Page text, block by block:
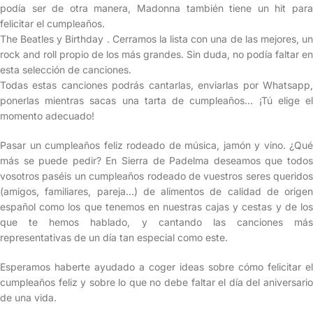
podía ser de otra manera, Madonna también tiene un hit para
felicitar el cumpleaños.
The Beatles y Birthday . Cerramos la lista con una de las mejores, un
rock and roll propio de los más grandes. Sin duda, no podía faltar en
esta selección de canciones.
Todas estas canciones podrás cantarlas, enviarlas por Whatsapp,
ponerlas mientras sacas una tarta de cumpleaños… ¡Tú elige el
momento adecuado!
Pasar un cumpleaños feliz rodeado de música, jamón y vino. ¿Qué
más se puede pedir? En Sierra de Padelma deseamos que todos
vosotros paséis un cumpleaños rodeado de vuestros seres queridos
(amigos, familiares, pareja…) de alimentos de calidad de origen
español como los que tenemos en nuestras cajas y cestas y de los
que te hemos hablado, y cantando las canciones más
representativas de un día tan especial como este.
Esperamos haberte ayudado a coger ideas sobre cómo felicitar el
cumpleaños feliz y sobre lo que no debe faltar el día del aniversario
de una vida.